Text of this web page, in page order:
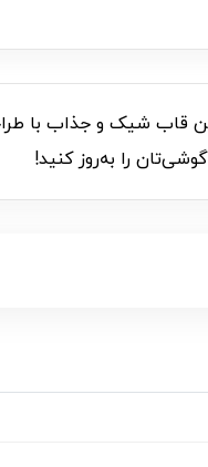
قاب شیک و جذاب با
را به‌روز کنید!